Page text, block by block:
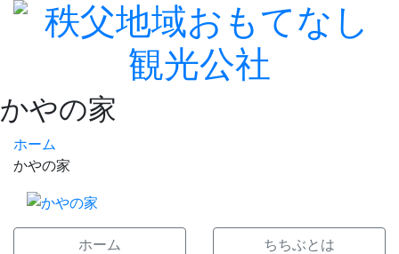
かやの家
ホーム
かやの家
ホーム
ちちぶとは